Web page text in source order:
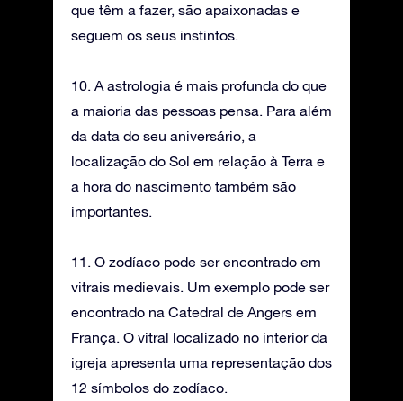
que têm a fazer, são apaixonadas e
seguem os seus instintos.
10. A astrologia é mais profunda do que
a maioria das pessoas pensa. Para além
da data do seu aniversário, a
localização do Sol em relação à Terra e
a hora do nascimento também são
importantes.
11. O zodíaco pode ser encontrado em
vitrais medievais. Um exemplo pode ser
encontrado na Catedral de Angers em
França. O vitral localizado no interior da
igreja apresenta uma representação dos
12 símbolos do zodíaco.